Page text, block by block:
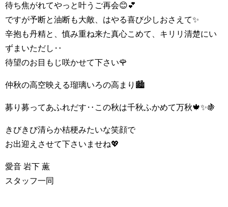
待ち焦がれてやっと叶うご再会😊💕
ですが予断と油断も大敵、はやる喜び少しおさえて✨
辛抱も丹精と、慎み重ね来た真心こめて、キリリ清楚にい
ずまいただし‥
待望のお目もじ咲かせて下さい🌹
仲秋の高空映える瑠璃いろの高まり🏙️
募り募ってあふれだす‥この秋は千秋ふかめて万秋🍁✨🍇
きびきび清らか桔梗みたいな笑顔で
お出迎えさせて下さいませね💖
愛音 岩下 薫
スタッフ一同